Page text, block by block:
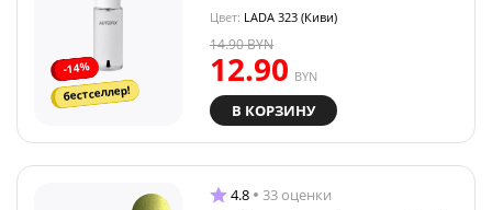
-14%
бестселлер!
Цвет: LADA 323 (Киви)
12.90 BYN
14.90BYN
В КОРЗИНУ
4.8 33 оценки